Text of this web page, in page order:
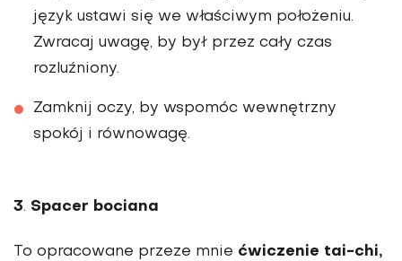
język ustawi się we właściwym położeniu.
Zwracaj uwagę, by był przez cały czas
rozluźniony.
Zamknij oczy, by wspomóc wewnętrzny
spokój i równowagę.
3. Spacer bociana
To opracowane przeze mnie ćwiczenie tai-chi,